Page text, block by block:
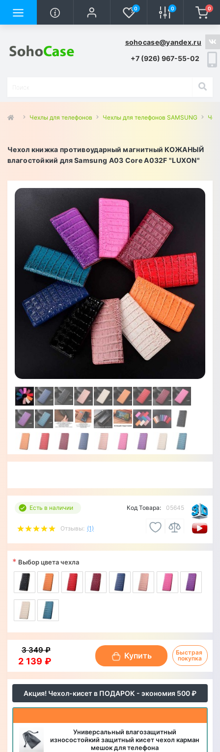
0 0 0
sohocase@yandex.ru
+7 (926) 967-55-02
Чехлы для телефонов Чехлы для телефонов SAMSUNG
Чехол книжка противоударный магнитный КОЖАНЫЙ
влагостойкий для Samsung A03 Core A032F "LUXON"
Есть в наличии
Отзывы: (1)
Код Товара: 05645
Акция! Чехол-кисет в ПОДАРОК - экономия 500 ₽
Универсальный влагозащитный
износостойкий защитный кисет чехол карман
мешок для телефона
* Выбор цвета чехла
2 139 ₽
3 349 ₽
Купить
Быстрая
покупка